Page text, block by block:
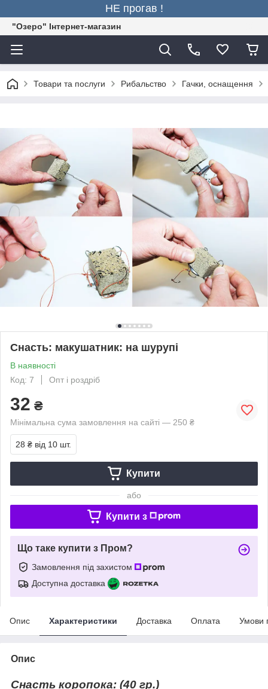
НЕ прогав !
"Озеро" Інтернет-магазин
Товари та послуги Рибальство Гачки, оснащення
Снасть: макушатник: на шурупі
В наявності
Код: 7
Опт і роздріб
32 ₴
Мінімальна сума замовлення на сайті — 250 ₴
28 ₴ від 10 шт.
Купити
або
Купити з
Що таке купити з Пром?
Замовлення під захистом
Доступна доставка
Опис Характеристики Доставка Оплата Умови
Опис
Снасть коропока: (40 гр.)